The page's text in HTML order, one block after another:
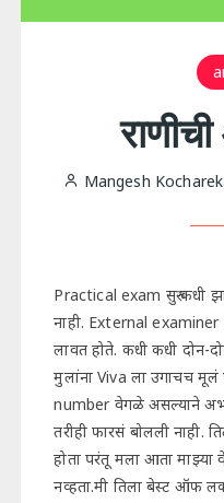
Mangesh
Practical exam सुरु कधी
नाही. External examiner
लावत होते. कधी कधी दोन-
मुलांना Viva ला उगाचच मूलं
number वेगळे असल्याने
तरीही फारसं बोलली नाही.
होता परंतू मला आता माझ्या
नव्हता.मी तिला बेस्ट ऑफ